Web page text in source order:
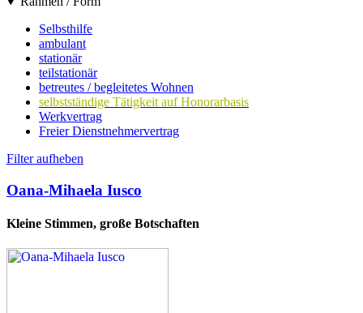
Selbsthilfe
ambulant
stationär
teilstationär
betreutes / begleitetes Wohnen
selbstständige Tätigkeit auf Honorarbasis
Werkvertrag
Freier Dienstnehmervertrag
Filter aufheben
Oana-Mihaela Iusco
Kleine Stimmen, große Botschaften